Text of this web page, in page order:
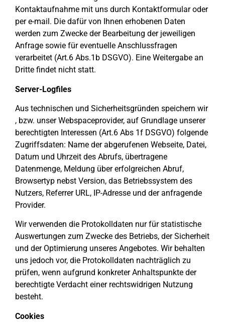
Kontaktaufnahme mit uns durch Kontaktformular oder
per e-mail. Die dafür von Ihnen erhobenen Daten
werden zum Zwecke der Bearbeitung der jeweiligen
Anfrage sowie für eventuelle Anschlussfragen
verarbeitet (Art.6 Abs.1b DSGVO). Eine Weitergabe an
Dritte findet nicht statt.
Server-Logfiles
Aus technischen und Sicherheitsgründen speichern wir
, bzw. unser Webspaceprovider, auf Grundlage unserer
berechtigten Interessen (Art.6 Abs 1f DSGVO) folgende
Zugriffsdaten: Name der abgerufenen Webseite, Datei,
Datum und Uhrzeit des Abrufs, übertragene
Datenmenge, Meldung über erfolgreichen Abruf,
Browsertyp nebst Version, das Betriebssystem des
Nutzers, Referrer URL, IP-Adresse und der anfragende
Provider.
Wir verwenden die Protokolldaten nur für statistische
Auswertungen zum Zwecke des Betriebs, der Sicherheit
und der Optimierung unseres Angebotes. Wir behalten
uns jedoch vor, die Protokolldaten nachträglich zu
prüfen, wenn aufgrund konkreter Anhaltspunkte der
berechtigte Verdacht einer rechtswidrigen Nutzung
besteht.
Cookies